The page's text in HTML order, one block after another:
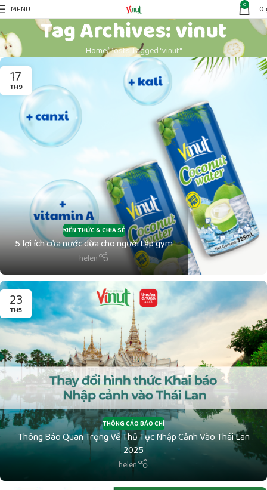
MENU 0 0
Tag Archives: vinut
HomePosts Tagged "vinut"
17
TH9
KIẾN THỨC & CHIA SẺ
5 lợi ích của nước dừa cho người tập gym
helen
23
TH5
THÔNG CÁO BÁO CHÍ
Thông Báo Quan Trọng Về Thủ Tục Nhập Cảnh Vào Thái Lan
2025
helen